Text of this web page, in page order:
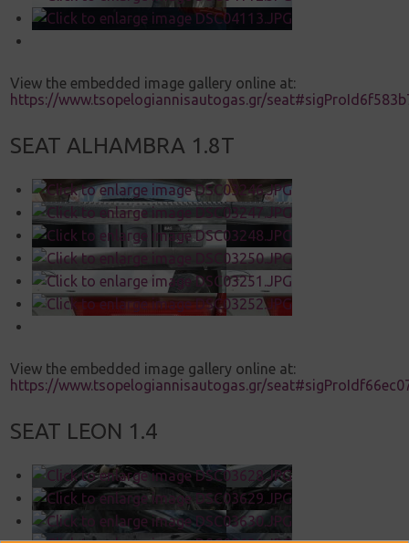
View the embedded image gallery online at:
https://www.tsopelogiannisautogas.gr/
SEAT ALHAMBRA 1.8T
View the embedded image gallery online at:
https://www.tsopelogiannisautogas.gr/
SEAT LEON 1.4